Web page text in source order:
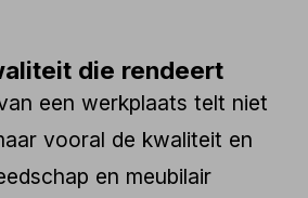
die rendeert
een werkplaats telt niet
vooral de kwaliteit en
en meubilair